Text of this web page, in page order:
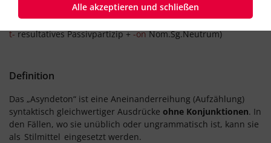
griechischasýndetonUnverbundenes(ausa- nicht+syn-
t-resultatives Passivpartizip +-onNom.Sg.Neutrum)
Definition
Das „Asyndeton“ ist eine Aneinanderreihung (Aufzählung)
syntaktisch gleichwertiger Ausdrücke ohne Konjunktionen. In
den Fällen, wo sie unüblich oder ungrammatisch ist, kann sie
als Stilmittel eingesetzt werden.
Alle akzeptieren und schließen